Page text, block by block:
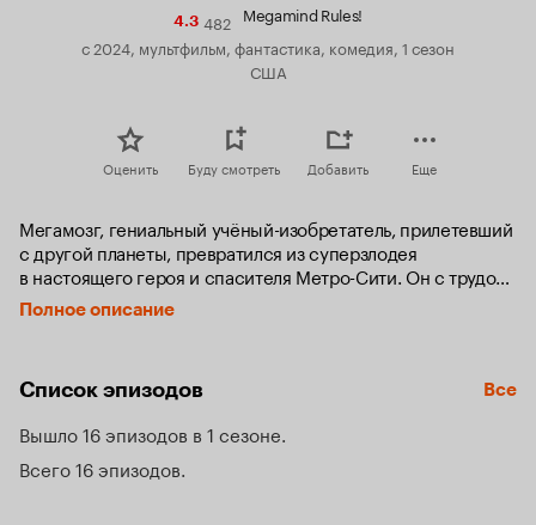
4.3Рейтинг
Кинопоиска
4.3
482 Megamind Rules!
с 2024, мультфильм, фантастика, комедия, 1 сезон
США
Оценить Буду смотреть Добавить Еще
Мегамозг, гениальный учёный-изобретатель, прилетевший
с другой планеты, превратился из суперзлодея
в настоящего героя и спасителя Метро-Сити. Он с трудом
привыкает к новой роли и помимо совершения геройских
поступков учится вдохновлять людей, как это делал в своё
Полное описание
Список эпизодов Все
Вышло 16 эпизодов в 1 сезоне
Всего 16 эпизодов